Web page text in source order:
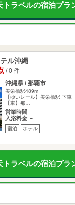
トラベルの宿泊プラ
ル沖縄
/ 0 件
沖縄県 / 那覇市
美栄橋駅489m
【ゆいレール】美栄橋駅 下車
【車】那…
営業時間
入浴料金 ～
宿泊 ホテル
トラベルの宿泊プラ